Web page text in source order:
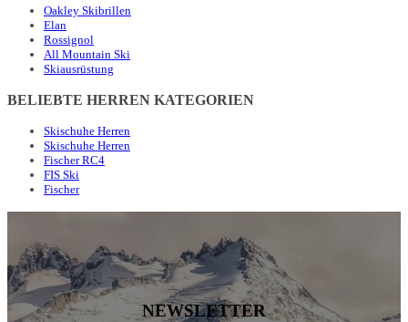
Oakley Skibrillen
Elan
Rossignol
All Mountain Ski
Skiausrüstung
BELIEBTE HERREN KATEGORIEN
Skischuhe Herren
Skischuhe Herren
Fischer RC4
FIS Ski
Fischer
NEWSLETTER